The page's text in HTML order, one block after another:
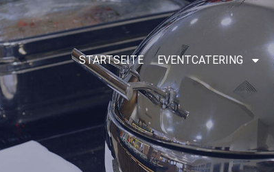
STARTSEITE EVENTCATERING